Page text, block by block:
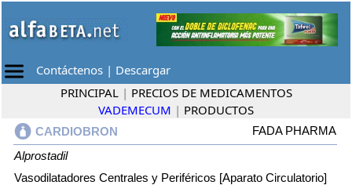
Contáctenos | Descargar
PRINCIPAL | PRECIOS DE MEDICAMENTOS
VADEMECUM | PRODUCTOS
CARDIOBRON
FADA PHARMA
Alprostadil
Vasodilatadores Centrales y Periféricos [Aparato Circulatorio]